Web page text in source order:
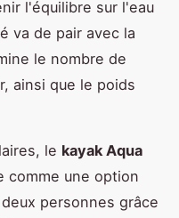
l'équilibre sur l'eau
va de pair avec la
le nombre de
ainsi que le poids
le kayak Aqua
comme une option
personnes grâce